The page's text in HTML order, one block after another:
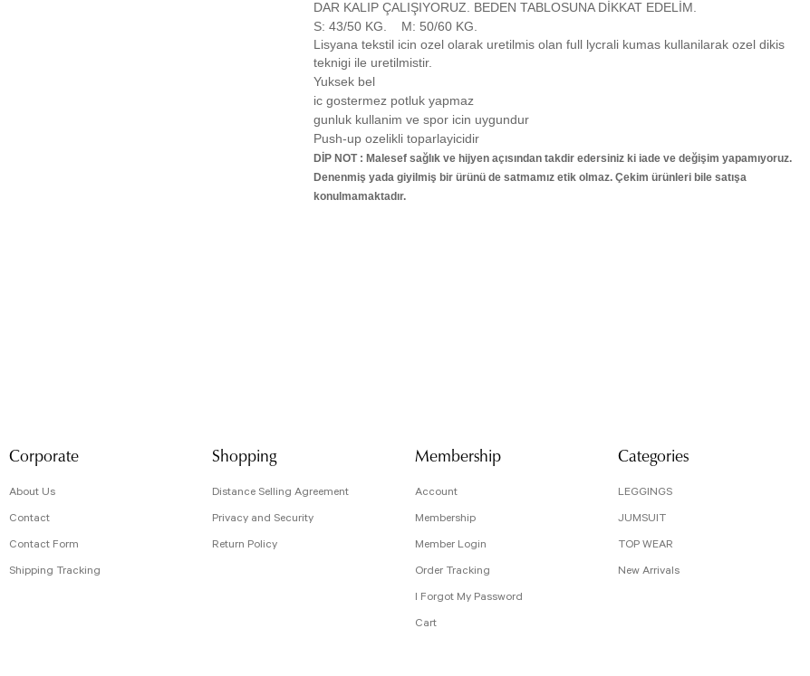
DAR KALIP ÇALIŞIYORUZ. BEDEN TABLOSUNA DİKKAT EDELİM.
S: 43/50 KG. M: 50/60 KG.
Lisyana tekstil icin ozel olarak uretilmis olan full lycrali kumas kullanilarak ozel dikis
teknigi ile uretilmistir.
Yuksek bel
ic gostermez potluk yapmaz
gunluk kullanim ve spor icin uygundur
Push-up ozelikli toparlayicidir
DİP NOT : Malesef sağlık ve hijyen açısından takdir edersiniz ki iade ve değişim yapamıyoruz.
Denenmiş yada giyilmiş bir ürünü de satmamız etik olmaz. Çekim ürünleri bile satışa
konulmamaktadır.
Corporate
About Us
Contact
Contact Form
Shipping Tracking
Shopping
Distance Selling Agreement
Privacy and Security
Return Policy
Membership
Account
Membership
Member Login
Order Tracking
I Forgot My Password
Cart
Categories
LEGGINGS
JUMSUIT
TOP WEAR
New Arrivals